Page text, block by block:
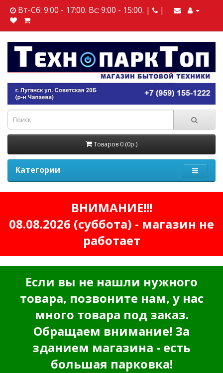
Вт-Сб: 9:00 - 17:00. Вс: 9:00 - 15:00. | |
Товаров 0 (0р.)
Категории
ВНИМАНИЕ!!!
08.08.2026 (суббота) - магазин не
работает
Если вы не нашли нужного
товара, позвоните нам, у нас
много товара под заказ.
Обращаем внимание! За
зданием магазина - есть
большая парковка!